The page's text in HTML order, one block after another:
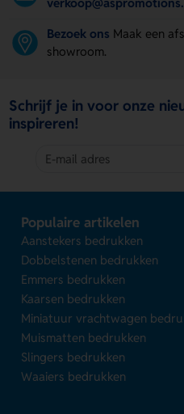
Bezoek ons Maak een
showroom.
Schrijf je in voor onze
inspireren!
Populaire artikelen
Aanstekers bedrukken
Dobbelstenen bedrukken
Emmers bedrukken
Kaarsen bedrukken
Miniatuur vrachtwagen
Muismatten bedrukken
Slingers bedrukken
Waaiers bedrukken